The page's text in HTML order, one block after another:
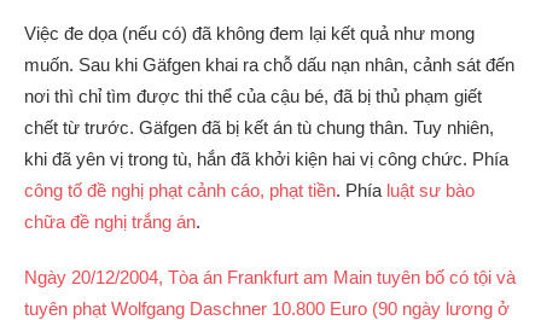
Việc đe dọa (nếu có) đã không đem lại kết quả như mong
muốn. Sau khi Gäfgen khai ra chỗ dấu nạn nhân, cảnh sát đến
nơi thì chỉ tìm được thi thể của cậu bé, đã bị thủ phạm giết
chết từ trước. Gäfgen đã bị kết án tù chung thân. Tuy nhiên,
khi đã yên vị trong tù, hắn đã khởi kiện hai vị công chức. Phía
công tố đề nghị phạt cảnh cáo, phạt tiền. Phía luật sư bào
chữa đề nghị trắng án.
Ngày 20/12/2004, Tòa án Frankfurt am Main tuyên bố có tội và
tuyên phạt Wolfgang Daschner 10.800 Euro (90 ngày lương ở